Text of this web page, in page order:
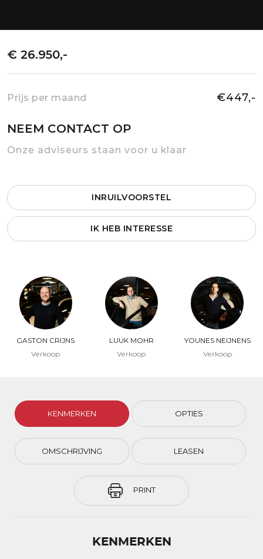
€ 26.950,-
Prijs per maand €447,-
NEEM CONTACT OP
Onze adviseurs staan voor u klaar
INRUILVOORSTEL
IK HEB INTERESSE
GASTON CRIJNS
Verkoop
LUUK MOHR
Verkoop
YOUNES NEIJNENS
Verkoop
KENMERKEN OPTIES
OMSCHRIJVING LEASEN
PRINT
KENMERKEN